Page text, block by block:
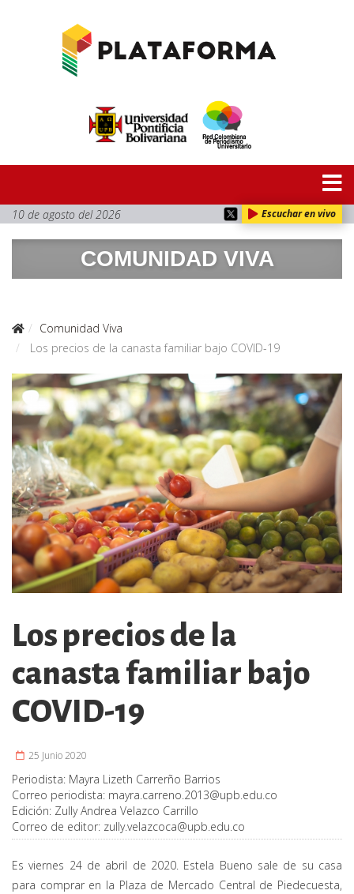
10 de agosto del 2026 Escuchar en vivo
COMUNIDAD VIVA
Comunidad Viva
Los precios de la canasta familiar bajo COVID-19
Los precios de la
canasta familiar bajo
COVID-19
25 Junio 2020
Periodista: Mayra Lizeth Carrerño Barrios
Correo periodista: mayra.carreno.2013@upb.edu.co
Edición: Zully Andrea Velazco Carrillo
Correo de editor: zully.velazcoca@upb.edu.co
Es viernes 24 de abril de 2020. Estela Bueno sale de su casa
para comprar en la Plaza de Mercado Central de Piedecuesta,